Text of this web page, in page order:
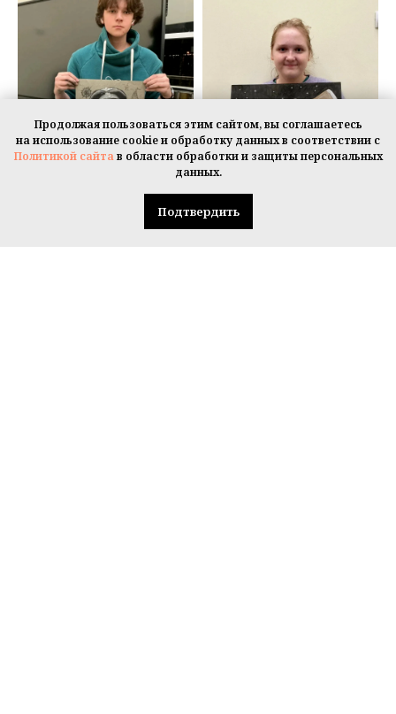
Продолжая пользоваться этим сайтом, вы соглашаетесь
на использование cookie и обработку данных в соответствии с
Политикой сайтав области обработки и защиты персональных
данных.
Подтвердить